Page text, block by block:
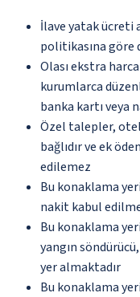
İlave yatak ücreti
politikasına
Olası ekstra
kurumlarca
banka kartı
Özel talepler,
bağlıdır ve ek
edilemez
Bu konaklama
nakit kabul
Bu konaklama
yangın
yer almaktadır
Bu konaklama